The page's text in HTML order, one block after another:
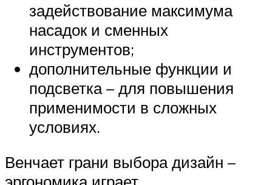
задействование максимума
насадок и сменных
инструментов;
дополнительные функции и
подсветка – для повышения
применимости в сложных
условиях.
Венчает грани выбора дизайн –